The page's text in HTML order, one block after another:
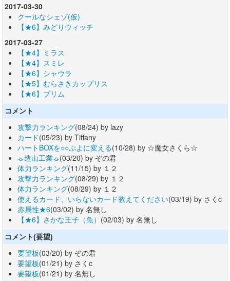
2017-03-30
クールなシェゾ(仮)
【★6】みどりウィッチ
2017-03-27
【★4】ミラス
【★4】スミレ
【★6】シャウラ
【★5】むらさきカップリス
【★6】プリム
コメント
攻撃力ランキング(08/24) by lazy
カード(05/23) by Tiffany
ハートBOXを○○ぷよに変える(10/28) by ☆魔女さくら☆
☼造山工業☼(03/20) by ぞの君
体力ランキング(11/15) by １２
攻撃力ランキング(08/29) by １２
体力ランキング(08/29) by １２
使えるカード、いらないカード教えてください(03/19) by さくc
赤属性★6(03/02) by 名無し
【★6】さかな王子（魚） (02/03) by 名無し
コメント(要望)
要望板(03/20) by ぞの君
要望板(01/21) by さくc
要望板(01/21) by 名無し